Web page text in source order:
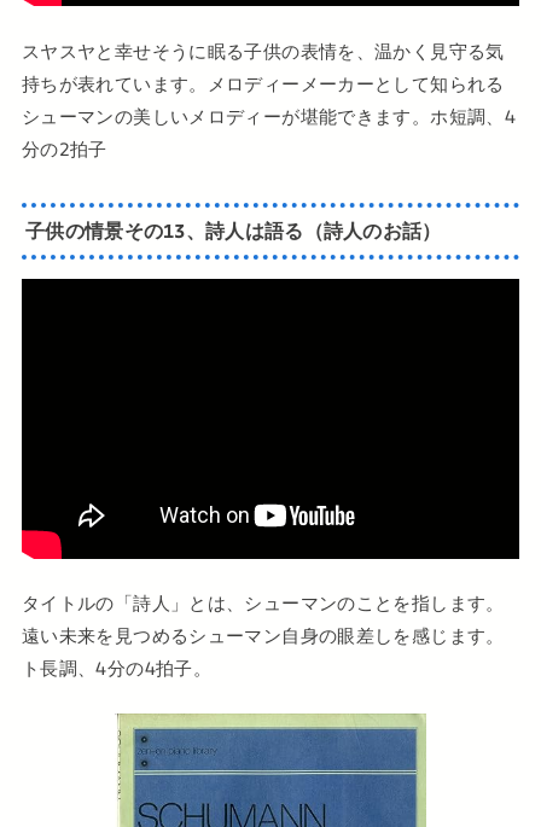
スヤスヤと幸せそうに眠る子供の表情を、温かく見守る気
持ちが表れています。メロディーメーカーとして知られる
シューマンの美しいメロディーが堪能できます。ホ短調、4
分の2拍子
子供の情景その13、詩人は語る（詩人のお話）
タイトルの「詩人」とは、シューマンのことを指します。
遠い未来を見つめるシューマン自身の眼差しを感じます。
ト長調、4分の4拍子。